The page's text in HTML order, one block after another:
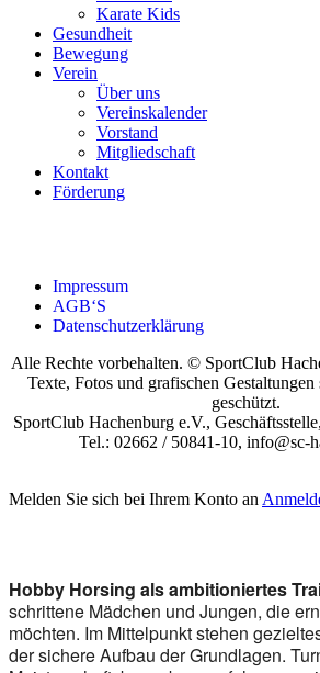
Kara­te Kids
Gesund­heit
Bewe­gung
Ver­ein
Über uns
Ver­einska­len­der
Vor­stand
Mit­glied­schaft
Kon­takt
För­de­rung
Impres­sum
AGB‘S
Daten­schutz­er­klä­rung
Alle Rechte vorbehalten. © SportClub
Texte, Fotos und grafischen
geschützt.
SportClub Hachenburg e.V.,
Tel.: 02662 / 50841-10, info@sc-
Melden Sie sich bei Ihrem Konto an
Hob­by Hor­sing als ambi­tio­nier­tes
schrit­te­ne Mäd­chen und Jun­gen, die
möch­ten. Im Mit­tel­punkt ste­hen
der siche­re Auf­bau der Grund­la­gen.